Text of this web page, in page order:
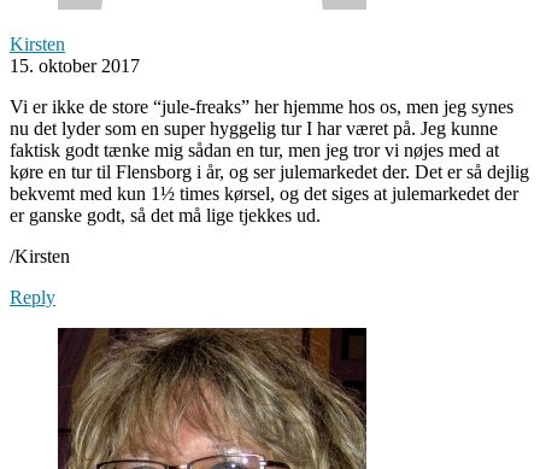
Kirsten
15. oktober 2017
Vi er ikke de store “jule-freaks” her hjemme hos os, men jeg synes
nu det lyder som en super hyggelig tur I har været på. Jeg kunne
faktisk godt tænke mig sådan en tur, men jeg tror vi nøjes med at
køre en tur til Flensborg i år, og ser julemarkedet der. Det er så dejlig
bekvemt med kun 1½ times kørsel, og det siges at julemarkedet der
er ganske godt, så det må lige tjekkes ud.
/Kirsten
Reply